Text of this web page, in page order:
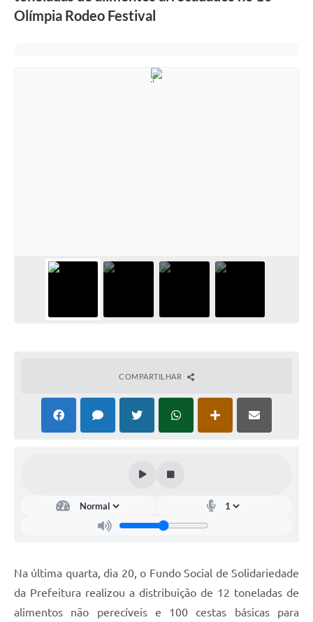
Olímpia Rodeo Festival
COMPARTILHAR
Na última quarta, dia 20, o Fundo Social de Solidariedade
da Prefeitura realizou a distribuição de 12 toneladas de
alimentos não perecíveis e 100 cestas básicas para